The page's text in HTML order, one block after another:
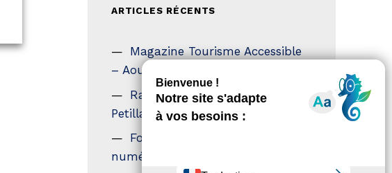
ARTICLES RÉCENTS
Magazine Tourisme Accessible
– Aout 2026
Rallye Aicha des Gazelles – Les
Petillantes
Formation Communication
numérique